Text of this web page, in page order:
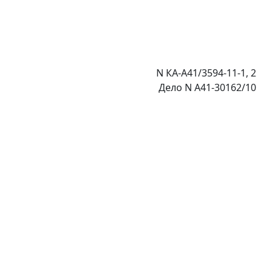
N КА-А41/3594-11-1, 2
Дело N А41-30162/10